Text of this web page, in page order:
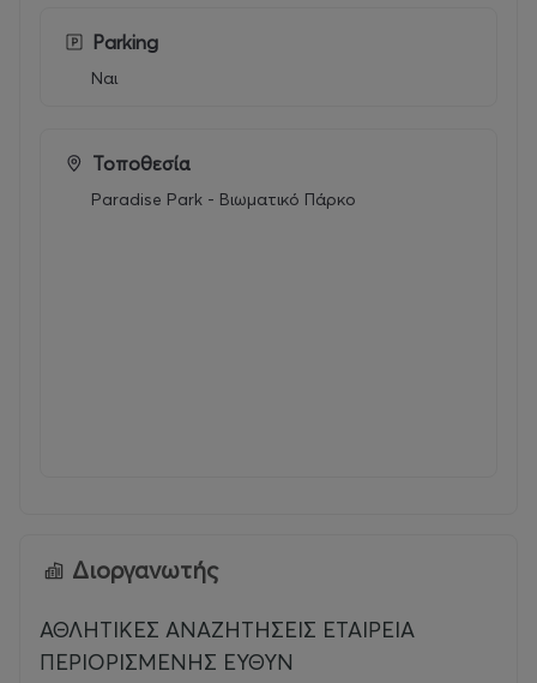
100€για παιδικό πάρτι στο Paradise Park.
Με την αγορά σας, επικοινωνείτε με το πάρκο
η αγορά και η επικοινωνία πρέπει να γίνετε
προηγούμενη Πέμπτη της όποιας εβδομάδας
Paradise Park
Είναι ένας σύγχρονος πολυχώρος βιωματικών και
αθλητικών δραστηριοτήτων με 25 χρόνια εμπειρίας στη
Parking
Ναι
Τοποθεσία
Paradise Park - Βιωματικό Πάρκο
Διοργανωτής
ΑΘΛΗΤΙΚΕΣ ΑΝΑΖΗΤΗΣΕΙΣ ΕΤΑΙΡΕΙΑ
ΠΕΡΙΟΡΙΣΜΕΝΗΣ ΕΥΘΥΝ